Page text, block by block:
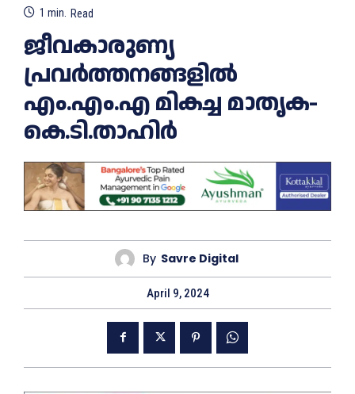
1 min. Read
ജീവകാരുണ്യ
പ്രവര്‍ത്തനങ്ങളില്‍
എം.എം.എ മികച്ച മാതൃക-
കെ.ടി.താഹിര്‍
By Savre Digital
April 9, 2024